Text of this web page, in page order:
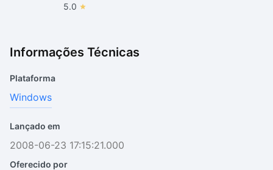
5.0
Informações Técnicas
Plataforma
Windows
Lançado em
2008-06-23 17:15:21.000
Oferecido por